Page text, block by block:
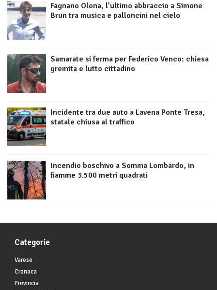
Fagnano Olona, l’ultimo abbraccio a Simone
Brun tra musica e palloncini nel cielo
Samarate si ferma per Federico Venco: chiesa
gremita e lutto cittadino
Incidente tra due auto a Lavena Ponte Tresa,
statale chiusa al traffico
Incendio boschivo a Somma Lombardo, in
fiamme 3.500 metri quadrati
Categorie
Varese
Cronaca
Provincia